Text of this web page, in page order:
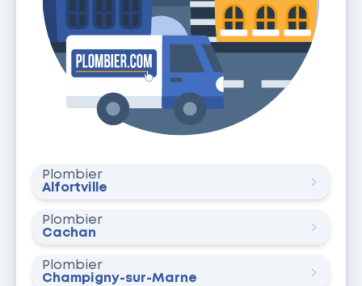
Plombier
Alfortville
Plombier
Cachan
Plombier
Champigny-sur-Marne